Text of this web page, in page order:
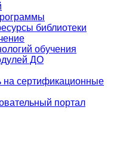
библиотеки
обучения
ДО
на сертификационные
портал